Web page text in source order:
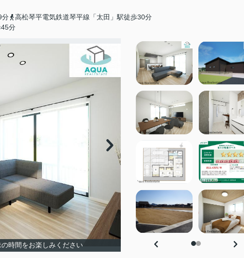
分
高松琴平電気鉄道琴平線「太田」駅徒歩30分
分
時間をお楽しみください